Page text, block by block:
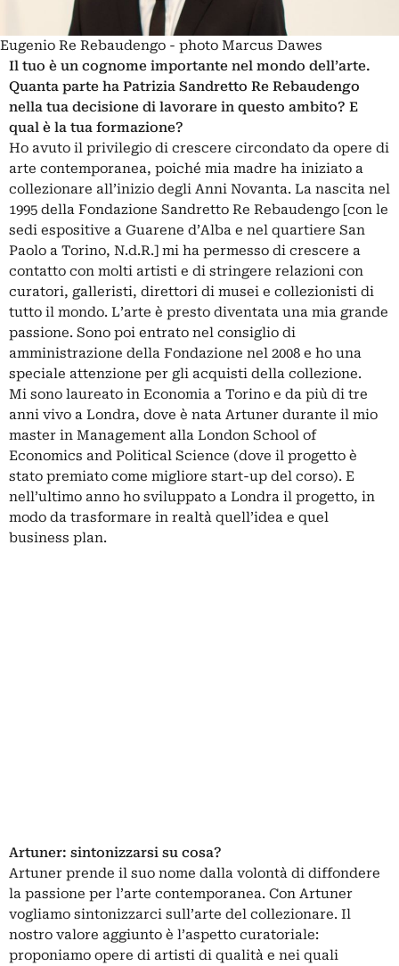
Eugenio Re Rebaudengo - photo Marcus Dawes
Il tuo è un cognome importante nel mondo dell’arte.
Quanta parte ha Patrizia Sandretto Re Rebaudengo
nella tua decisione di lavorare in questo ambito? E
qual è la tua formazione?
Ho avuto il privilegio di crescere circondato da opere di
arte contemporanea, poiché mia madre ha iniziato a
collezionare all’inizio degli Anni Novanta. La nascita nel
1995 della Fondazione Sandretto Re Rebaudengo [con le
sedi espositive a Guarene d’Alba e nel quartiere San
Paolo a Torino, N.d.R.] mi ha permesso di crescere a
contatto con molti artisti e di stringere relazioni con
curatori, galleristi, direttori di musei e collezionisti di
tutto il mondo. L’arte è presto diventata una mia grande
passione. Sono poi entrato nel consiglio di
amministrazione della Fondazione nel 2008 e ho una
speciale attenzione per gli acquisti della collezione.
Mi sono laureato in Economia a Torino e da più di tre
anni vivo a Londra, dove è nata Artuner durante il mio
master in Management alla London School of
Economics and Political Science (dove il progetto è
stato premiato come migliore start-up del corso). E
nell’ultimo anno ho sviluppato a Londra il progetto, in
modo da trasformare in realtà quell’idea e quel
business plan.
Artuner: sintonizzarsi su cosa?
Artuner prende il suo nome dalla volontà di diffondere
la passione per l’arte contemporanea. Con Artuner
vogliamo sintonizzarci sull’arte del collezionare. Il
nostro valore aggiunto è l’aspetto curatoriale:
proponiamo opere di artisti di qualità e nei quali